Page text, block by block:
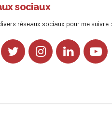
sociaux
réseaux sociaux pour me suivre :